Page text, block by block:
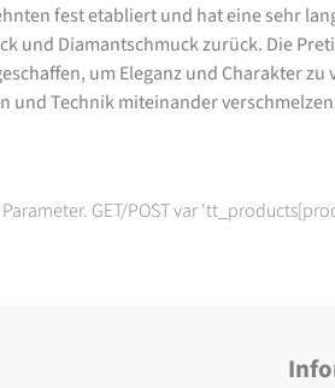
fest etabliert und hat eine sehr
und Diamantschmuck zurück. Die
um Eleganz und Charakter
und Technik miteinander
GET/POST var